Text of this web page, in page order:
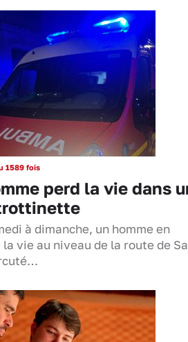
1589 fois
perd la vie dans
à dimanche, un homme en
vie au niveau de la route de